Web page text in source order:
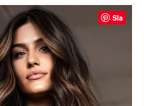
Sla